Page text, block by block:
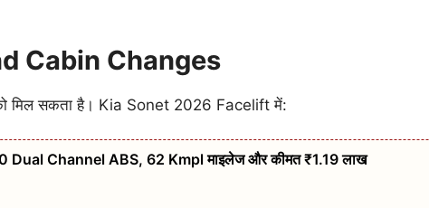
Cabin Changes
मिल सकता है। Kia Sonet 2026 Facelift में:
Dual Channel ABS, 62 Kmpl माइलेज और कीमत ₹1.19 लाख